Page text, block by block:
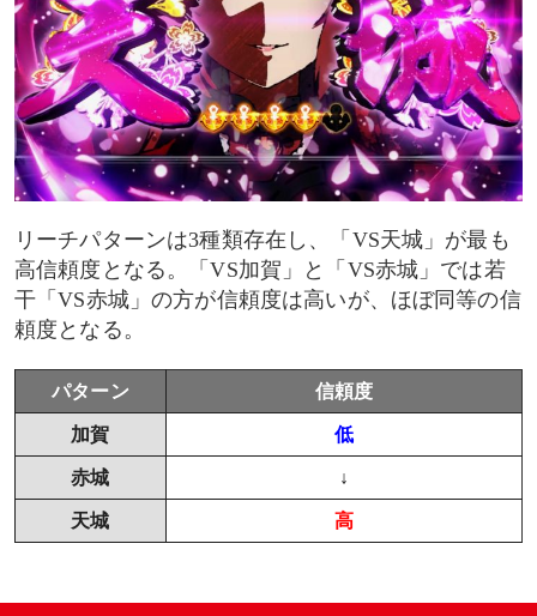
リーチパターンは3種類存在し、「VS天城」が最も
高信頼度となる。「VS加賀」と「VS赤城」では若
干「VS赤城」の方が信頼度は高いが、ほぼ同等の信
頼度となる。
パターン 信頼度
加賀 低
赤城 ↓
天城 高